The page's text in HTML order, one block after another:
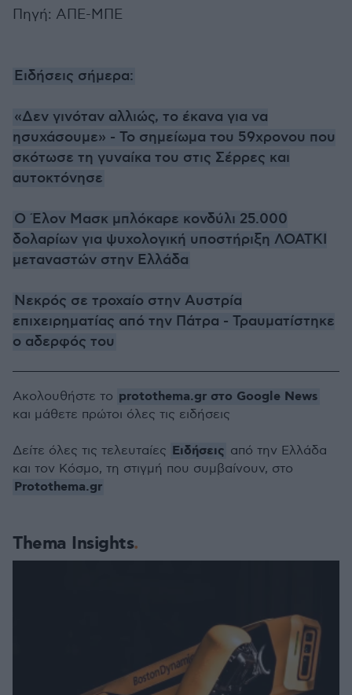
Πηγή: ΑΠΕ-ΜΠΕ
Ειδήσεις σήμερα:
«Δεν γινόταν αλλιώς, το έκανα για να
ησυχάσουμε» - Το σημείωμα του 59χρονου που
σκότωσε τη γυναίκα του στις Σέρρες και
αυτοκτόνησε
Ο Έλον Μασκ μπλόκαρε κονδύλι 25.000
δολαρίων για ψυχολογική υποστήριξη ΛΟΑΤΚΙ
μεταναστών στην Ελλάδα
Νεκρός σε τροχαίο στην Αυστρία
επιχειρηματίας από την Πάτρα - Τραυματίστηκε
ο αδερφός του
Thema Insights
Ακολουθήστε το protothema.gr στο Google News
και μάθετε πρώτοι όλες τις ειδήσεις
Δείτε όλες τις τελευταίες Ειδήσεις από την Ελλάδα
και τον Κόσμο, τη στιγμή που συμβαίνουν, στο
Protothema.gr